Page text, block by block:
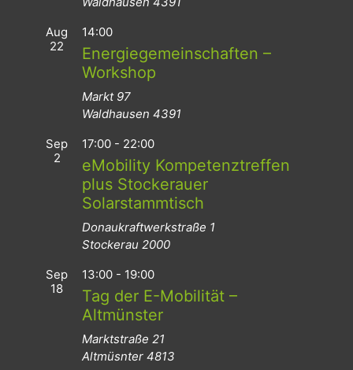
Aug
22
14:00
Energiegemeinschaften –
Workshop
Markt 97
Waldhausen 4391
Sep
2
17:00 - 22:00
eMobility Kompetenztreffen
plus Stockerauer
Solarstammtisch
Donaukraftwerkstraße 1
Stockerau 2000
Sep
18
13:00 - 19:00
Tag der E-Mobilität –
Altmünster
Marktstraße 21
Altmüsnter 4813